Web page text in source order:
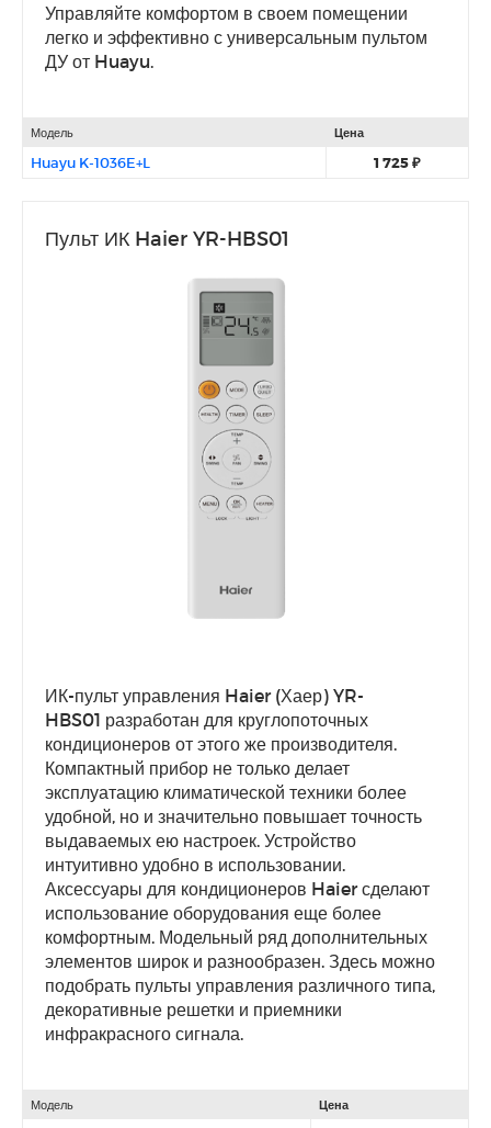
Управляйте комфортом в своем помещении
легко и эффективно с универсальным пультом
ДУ от Huayu.
Модель Цена
Huayu K-1036E+L 1 725 ₽
Пульт ИК Haier YR-HBS01
ИК-пульт управления Haier (Хаер) YR-
HBS01 разработан для круглопоточных
кондиционеров от этого же производителя.
Компактный прибор не только делает
эксплуатацию климатической техники более
удобной, но и значительно повышает точность
выдаваемых ею настроек. Устройство
интуитивно удобно в использовании.
Аксессуары для кондиционеров Haier сделают
использование оборудования еще более
комфортным. Модельный ряд дополнительных
элементов широк и разнообразен. Здесь можно
подобрать пульты управления различного типа,
декоративные решетки и приемники
инфракрасного сигнала.
Модель Цена